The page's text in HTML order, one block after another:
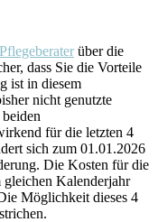
Pflegeberater über die
dass Sie die Vorteile
ist in diesem
nicht genutzte
für die letzten 4
sich zum 01.01.2026
Die Kosten für die
gleichen Kalenderjahr
Möglichkeit dieses 4